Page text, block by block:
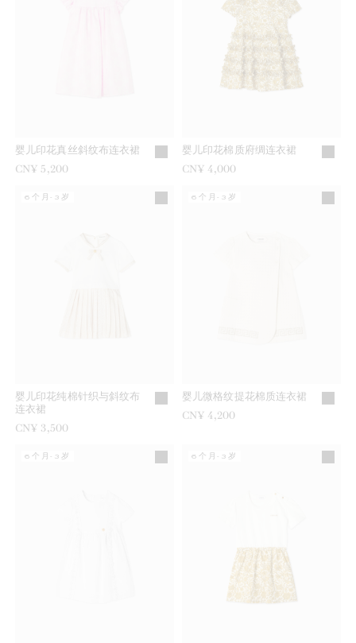
婴儿印花真丝斜纹布连衣裙
CN¥ 5,200
婴儿印花棉质府绸连衣裙
CN¥ 4,000
婴儿印花纯棉针织与斜纹布
连衣裙
CN¥ 3,500
6个月-3岁
婴儿微格纹提花棉质连衣裙
CN¥ 4,200
6个月-3岁
6个月-3岁 6个月-3岁